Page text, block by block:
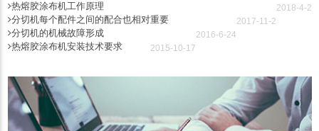
热熔胶涂布机工作原理 2018-4-2
分切机每个配件之间的配合也相对重要 2017-11-2
分切机的机械故障形成 2016-6-24
热熔胶涂布机安装技术要求 2015-10-17